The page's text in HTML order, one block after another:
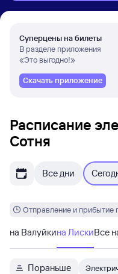
Суперцены на билеты
В разделе приложения
«Это выгодно!»
Скачать приложение
Расписание
Сотня
Все дни
Отправление и прибытие
на Валуйкина ЛискиВсе
Пораньше